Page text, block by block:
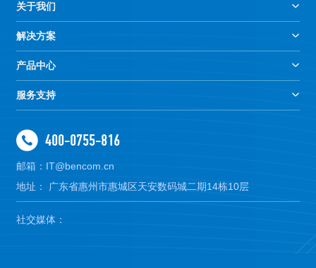
关于我们
解决方案
产品中心
服务支持
400-0755-816
邮箱：IT@bencom.cn
地址： 广东省惠州市惠城区天安数码城二期14栋10层
社交媒体：